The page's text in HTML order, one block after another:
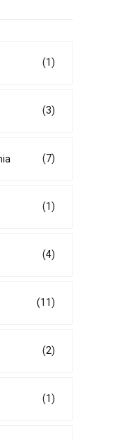
(1)
(3)
(7)
(1)
(4)
(11)
(2)
(1)